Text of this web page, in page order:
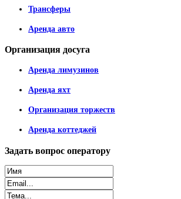
Трансферы
Аренда авто
Организация досуга
Аренда лимузинов
Аренда яхт
Организация торжеств
Аренда коттеджей
Задать вопрос оператору